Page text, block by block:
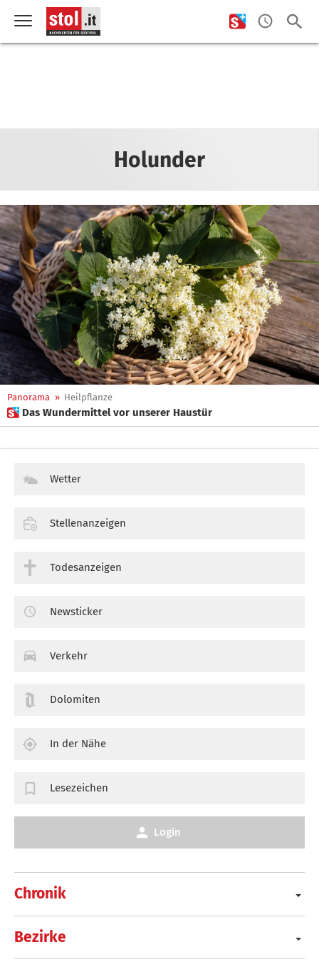
Holunder
Panorama » Heilpflanze
 Das Wundermittel vor unserer Haustür
Chronik
Bezirke
Wetter
Stellenanzeigen
Todesanzeigen
Newsticker
Verkehr
Dolomiten
In der Nähe
Lesezeichen
Login